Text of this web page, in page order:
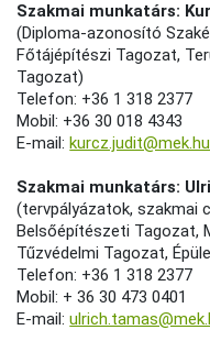
Szakmai munkatárs:
(Diploma-azonosító
Főtájépítészi Tagozat,
Tagozat)
Telefon: +36 1 318 2377
Mobil: +36 30 018 4343
E-mail: kurcz.judit@mek.hu
Szakmai munkatárs:
(tervpályázatok, szakmai
Belsőépítészeti Tagozat,
Tűzvédelmi Tagozat,
Telefon: +36 1 318 2377
Mobil: + 36 30 473 0401
E-mail: